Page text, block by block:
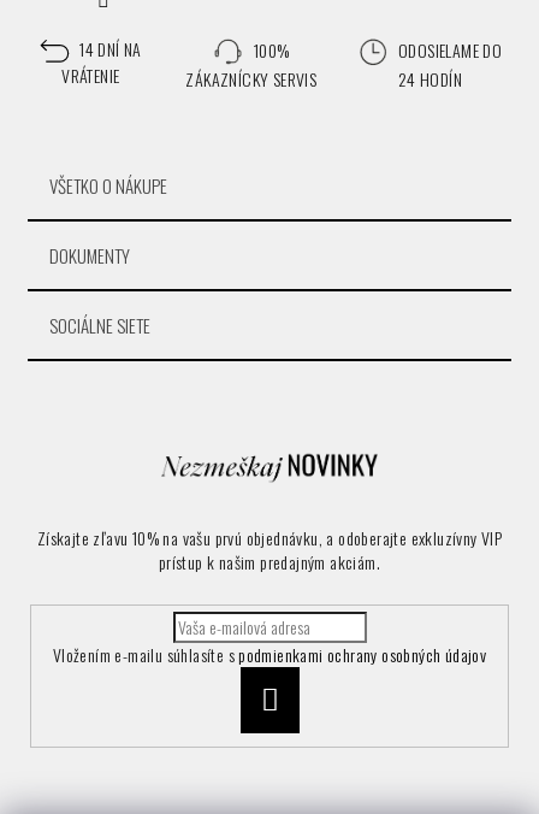
14 DNÍ NA
VRÁTENIE
100%
ZÁKAZNÍCKY SERVIS
ODOSIELAME DO
24 HODÍN
VŠETKO O NÁKUPE
DOKUMENTY
SOCIÁLNE SIETE
Získajte zľavu 10% na vašu prvú objednávku, a odoberajte exkluzívny VIP
prístup k našim predajným akciám.
Vložením e-mailu súhlasíte spodmienkami ochrany osobných údajov